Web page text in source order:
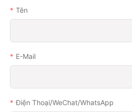
Tên
E-Mail
Điện Thoại/WeChat/WhatsApp